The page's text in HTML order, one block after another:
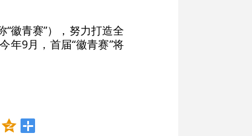
徽青赛”），努力打造全
年9月，首届“徽青赛”将